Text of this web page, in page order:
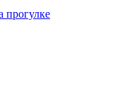
прогулке